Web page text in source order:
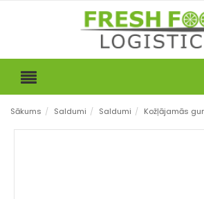
Sākums / Saldumi / Saldumi / Kožļājamās